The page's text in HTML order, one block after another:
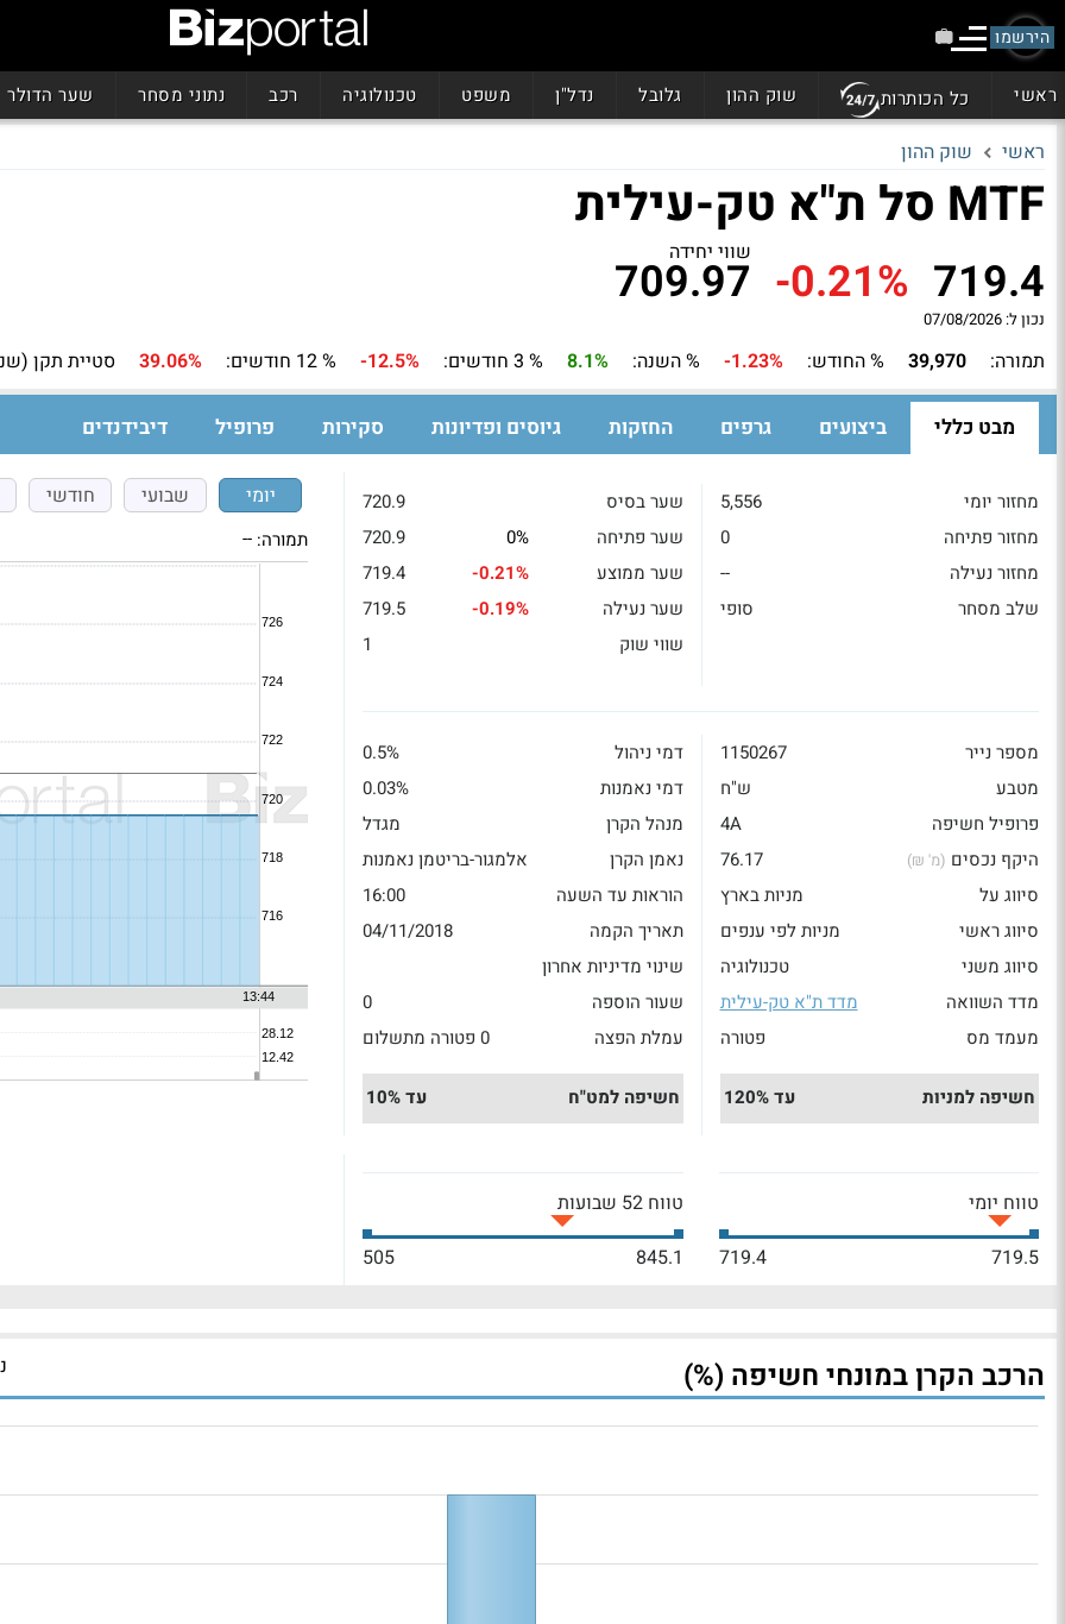
הירשמו
ראשי כל הכותרות שוק ההון גלובל נדל"ן משפט טכנולוגיה רכב נתוני מסחר שער הדולר
ראשי שוק ההון
MTF סל ת"א טק-עילית
719.4
-0.21% שווי יחידה
709.97
נכון ל: 07/08/2026
תמורה: 39,970 % החודש: -1.23% % השנה: 8.1% % 3 חודשים: -12.5% % 12 חודשים: 39.06% סטיית תקן
מבט כללי ביצועים גרפים החזקות גיוסים ופדיונות סקירות פרופיל דיבידנדים
מחזור יומי
5,556
מחזור פתיחה
0
מחזור נעילה
--
שלב מסחר
סופי
שער בסיס
720.9
שער פתיחה
0%
720.9
שער ממוצע
-0.21%
719.4
שער נעילה
-0.19%
719.5
שווי שוק
1
מספר נייר
1150267
מטבע
ש"ח
פרופיל חשיפה
4A
היקף נכסים (מ' ₪)
76.17
סיווג על
מניות בארץ
סיווג ראשי
מניות לפי ענפים
סיווג משני
טכנולוגיה
מדד השוואה
מדד ת"א טק-עילית
מעמד מס
פטורה
חשיפה למניות עד 120%
דמי ניהול
0.5%
דמי נאמנות
0.03%
מנהל הקרן
מגדל
נאמן הקרן
אלמגור-בריטמן נאמנות
הוראות עד השעה
16:00
תאריך הקמה
04/11/2018
שינוי מדיניות אחרון
שעור הוספה
0
עמלת הפצה
0 פטורה מתשלום
חשיפה למט"ח עד 10%
יומי שבועי חודשי
תמורה: --
טווח יומי
719.5
719.4
טווח 52 שבועות
845.1
505
הרכב הקרן במונחי חשיפה (%)